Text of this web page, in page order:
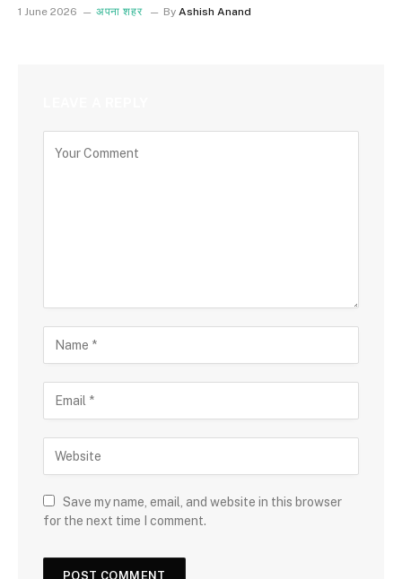
1 June 2026 अपना शहर By Ashish Anand
Save my name, email, and website in this browser
for the next time I comment.